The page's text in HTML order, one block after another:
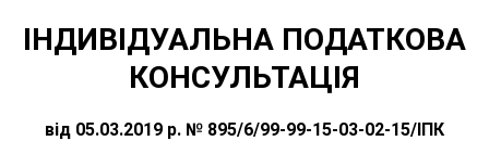
ІНДИВІДУАЛЬНА ПОДАТКОВА
КОНСУЛЬТАЦІЯ
від 05.03.2019 р. № 895/6/99-99-15-03-02-15/ІПК